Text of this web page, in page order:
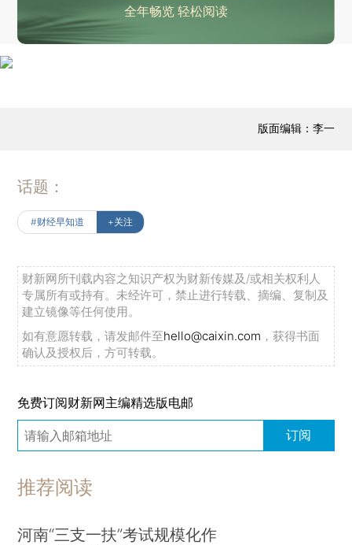
全年畅览 轻松阅读
版面编辑：李一
话题：
#财经早知道 +关注
财新网所刊载内容之知识产权为财新传媒及/或相关权利人
专属所有或持有。未经许可，禁止进行转载、摘编、复制及
建立镜像等任何使用。
如有意愿转载，请发邮件至hello@caixin.com ，获得书面
确认及授权后，方可转载。
免费订阅财新网主编精选版电邮
订阅
推荐阅读
河南“三支一扶”考试规模化作